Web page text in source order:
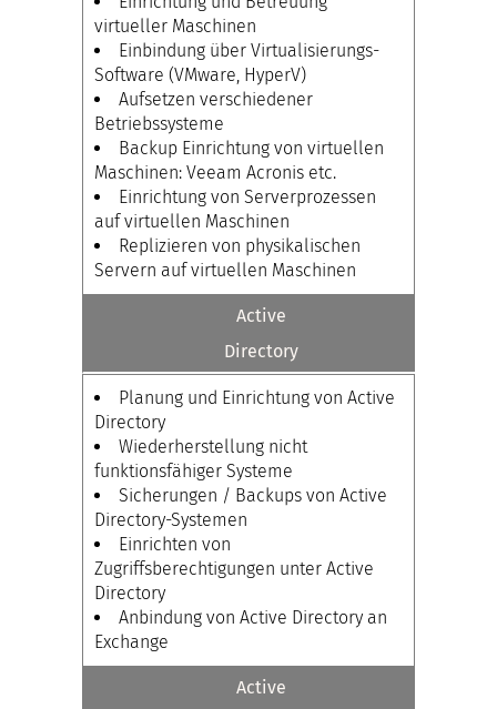
virtueller Maschinen
Einbindung über Virtualisierungs-
Software (VMware, HyperV)
Aufsetzen verschiedener
Betriebssysteme
Backup Einrichtung von virtuellen
Maschinen: Veeam Acronis etc.
Einrichtung von Serverprozessen
auf virtuellen Maschinen
Replizieren von physikalischen
Servern auf virtuellen Maschinen
Active
Directory
Planung und Einrichtung von Active
Directory
Wiederherstellung nicht
funktionsfähiger Systeme
Sicherungen / Backups von Active
Directory-Systemen
Einrichten von
Zugriffsberechtigungen unter Active
Directory
Anbindung von Active Directory an
Exchange
Active